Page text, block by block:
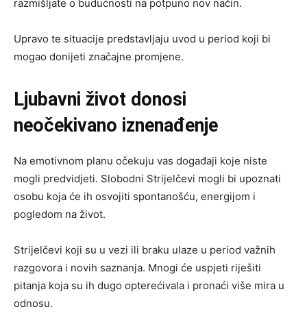
razmišljate o budućnosti na potpuno nov način.
Upravo te situacije predstavljaju uvod u period koji bi
mogao donijeti značajne promjene.
Ljubavni život donosi
neočekivano iznenađenje
Na emotivnom planu očekuju vas događaji koje niste
mogli predvidjeti. Slobodni Strijelčevi mogli bi upoznati
osobu koja će ih osvojiti spontanošću, energijom i
pogledom na život.
Strijelčevi koji su u vezi ili braku ulaze u period važnih
razgovora i novih saznanja. Mnogi će uspjeti riješiti
pitanja koja su ih dugo opterećivala i pronaći više mira u
odnosu.